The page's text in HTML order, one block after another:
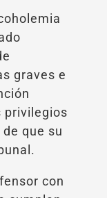
graves e
privilegios
que su
con